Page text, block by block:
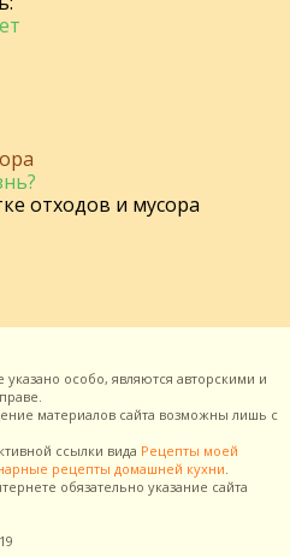
отходов и мусора
особо, являются авторскими и
материалов сайта возможны лишь с
ссылки вида Рецепты моей
рецепты домашней кухни
обязательно указание сайта